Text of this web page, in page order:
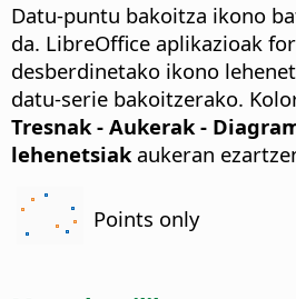
Datu-puntu bakoitza ikono
da. LibreOffice aplikazioak
desberdinetako ikono
datu-serie bakoitzerako.
Tresnak - Aukerak-
lehenetsiakaukeran
Points only